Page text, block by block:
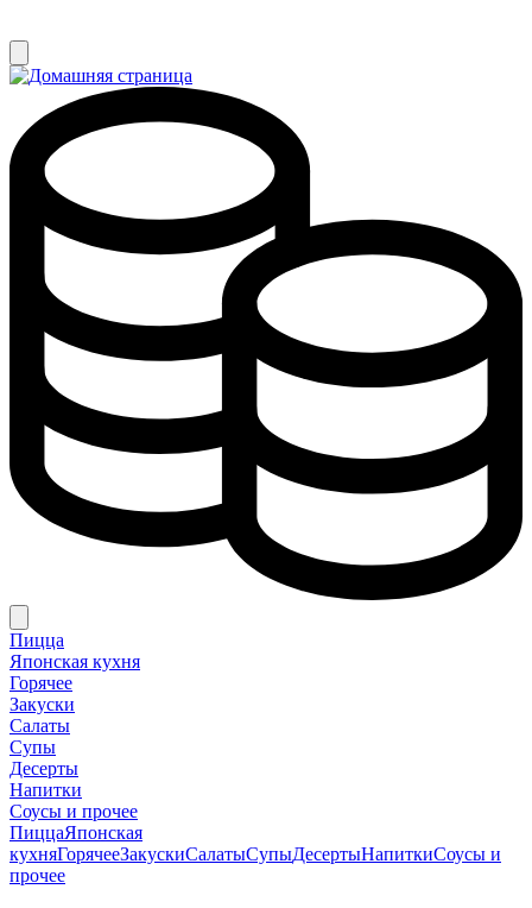
Пицца
Японская кухня
Горячее
Закуски
Салаты
Супы
Десерты
Напитки
Соусы и прочее
ПиццаЯпонская
кухняГорячееЗакускиСалатыСупыДесертыНапиткиСоусы и
прочее